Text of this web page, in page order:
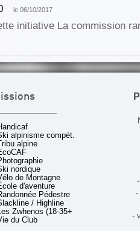
le 06/10/2017
initiative La commission
alpinisme compét.
alpine
nordique
de Montagne
d'aventure
Pédestre
/ Highline
Zwhenos (18-35+ ans)
du Club
-
-